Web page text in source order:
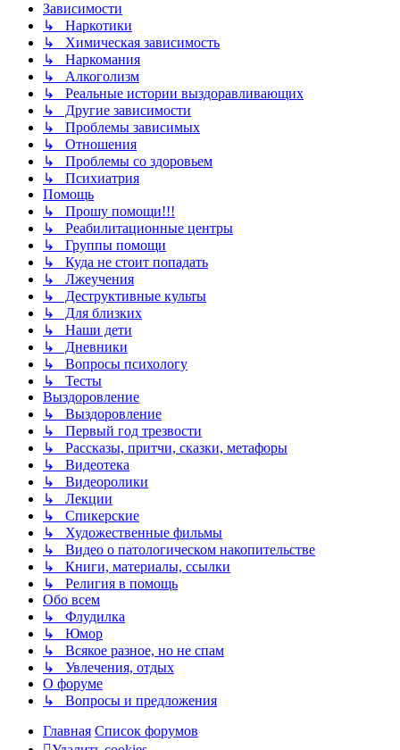
Зависимости
↳ Наркотики
↳ Химическая зависимость
↳ Наркомания
↳ Алкоголизм
↳ Реальные истории выздоравливающих
↳ Другие зависимости
↳ Проблемы зависимых
↳ Отношения
↳ Проблемы со здоровьем
↳ Психиатрия
Помощь
↳ Прошу помощи!!!
↳ Реабилитационные центры
↳ Группы помощи
↳ Куда не стоит попадать
↳ Лжеучения
↳ Деструктивные культы
↳ Для близких
↳ Наши дети
↳ Дневники
↳ Вопросы психологу
↳ Тесты
Выздоровление
↳ Выздоровление
↳ Первый год трезвости
↳ Рассказы, притчи, сказки, метафоры
↳ Видеотека
↳ Видеоролики
↳ Лекции
↳ Спикерские
↳ Художественные фильмы
↳ Видео о патологическом накопительстве
↳ Книги, материалы, ссылки
↳ Религия в помощь
Обо всем
↳ Флудилка
↳ Юмор
↳ Всякое разное, но не спам
↳ Увлечения, отдых
О форуме
↳ Вопросы и предложения
Главная Список форумов